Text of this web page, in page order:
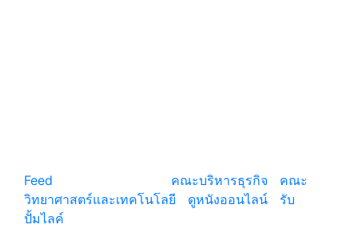
Feed
คณะบริหารธุรกิจ
คณะ
วิทยาศาสตร์และเทคโนโลยี
ดูหนังออนไลน์
รับ
ปั้มไลค์